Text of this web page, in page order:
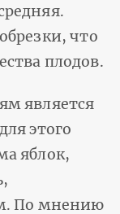
что
плодов.
является
этого
яблок,
По мнению